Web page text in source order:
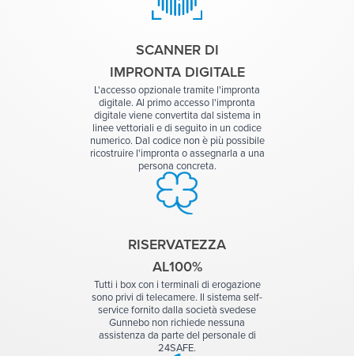
SCANNER DI
IMPRONTA DIGITALE
L'accesso opzionale tramite l'impronta
digitale. Al primo accesso l'impronta
digitale viene convertita dal sistema in
linee vettoriali e di seguito in un codice
numerico. Dal codice non è più possibile
ricostruire l'impronta o assegnarla a una
persona concreta.
RISERVATEZZA
AL100%
Tutti i box con i terminali di erogazione
sono privi di telecamere. Il sistema self-
service fornito dalla società svedese
Gunnebo non richiede nessuna
assistenza da parte del personale di
24SAFE.